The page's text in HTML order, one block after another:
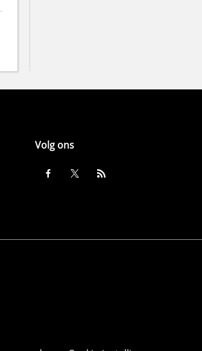
Volg ons